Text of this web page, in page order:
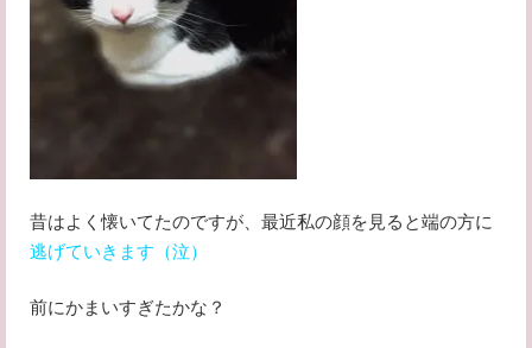
昔はよく懐いてたのですが、最近私の顔を見ると端の方に
逃げていきます（泣）
前にかまいすぎたかな？